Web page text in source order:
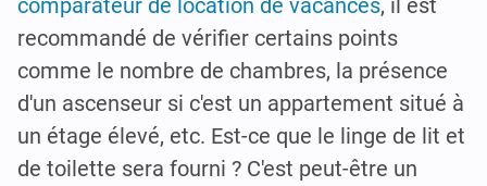
comparateur de location de vacances, il est
recommandé de vérifier certains points
comme le nombre de chambres, la présence
d'un ascenseur si c'est un appartement situé à
un étage élevé, etc. Est-ce que le linge de lit et
de toilette sera fourni ? C'est peut-être un